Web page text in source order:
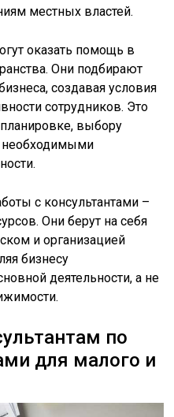
местных властей.
оказать помощь в
Они подбирают
создавая условия
сотрудников. Это
выбору
с консультантами –
Они берут на себя
и организацией
бизнесу
деятельности, а не
по
для малого и